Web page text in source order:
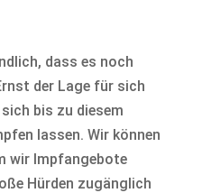
dass es noch
der Lage für sich
bis zu diesem
lassen. Wir können
wir Impfangebote
Hürden zugänglich